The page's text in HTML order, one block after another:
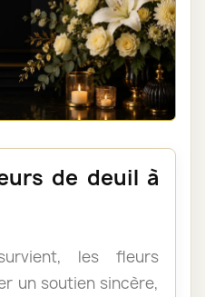
de deuil à
les fleurs
un soutien sincère,